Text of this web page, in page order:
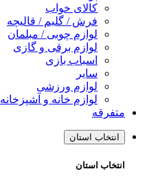
کالای خواب
فرش / گلیم / قالیچه
لوازم چوبی / مبلمان
لوازم برقی و گازی
اسباب بازی
سایر
لوازم ورزشی
لوازم خانه و آشپزخانه
متفرقه
انتخاب استان
انتخاب استان